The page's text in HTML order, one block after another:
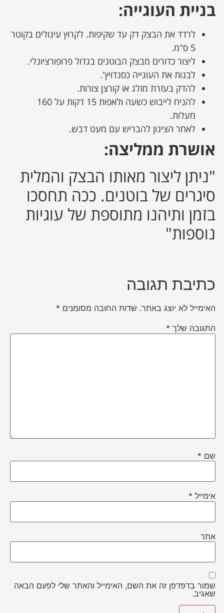
בניית העוגייה:
לרדד את הבצק דק עד שקיפות. לקרוץ עיגולים בקוטר
5 ס"מ.
ליצור כדורים מבצק הבוטנים בגדול פרופורציונלי.
לבנות את העוגייה כסנדויץ'.
להדק בעזרת מזלג או קורצן צורות.
להניח לייבוש כשעה ולאפות 15 דקות על 160
מעלות.
לאחר הצינון להבריש עם מעט דבש.
אושרת ממליצה:
"ניתן ליצור מאותו הבצק והמלית
סיגרים של בוטנים. ככה תחסכו
בזמן ותיהנו מתוספת של עוגיות
נוספות"
כתיבת תגובה
האימייל לא יוצג באתר. שדות החובה מסומנים *
התגובה שלך *
שם *
אימייל *
אתר
שמור בדפדפן זה את השם, האימייל והאתר שלי לפעם הבאה
שאגיב.